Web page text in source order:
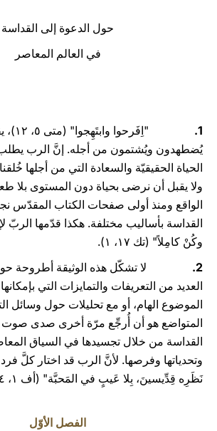
حول الدعوة إلى القداسة
في العالم المعاصر
1.
يُضطهدون ويُشتمون من أجله. إنَّ الرب
الحياة الحقيقيّة والسعادة التي من أجلها
ولا يقبل أن نرضى بحياة دون المستوى بلا
الواقع ومنذ أولى صفحات الكتاب المقدّس
القداسة بأساليب مختلفة. هكذا قدّمها الربّ
وكُنْ كامِلاً" (تك ۱۷، ۱).
2.
لا تشكّل هذه الوثيقة أطروحة
العديد من التعريفات والتمايزات التي
الموضوع الهام، أو مع تحليلات حول وسائل
المتواضع هو أن أُرجِّع مرّة أخرى صدى صوت
القداسة من خلال تجسيدها في السياق
وتحدياتها وفرصها. لأنَّ الرب قد اختار كلَّ
نَظَرِه قِدِّيسينَ، بِلا عَيبٍ في المَحبَّة" (أف ١، ٤).
الفصل الأوّل